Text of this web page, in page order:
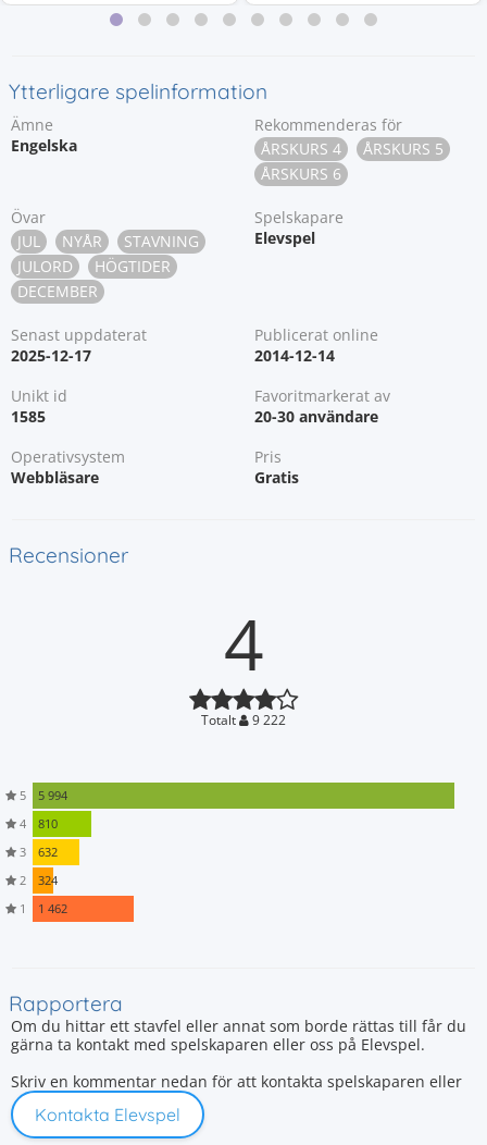
Ytterligare spelinformation
Ämne
Engelska
Rekommenderas för
ÅRSKURS 4
ÅRSKURS 5
ÅRSKURS 6
Övar
JUL
NYÅR
STAVNING
JULORD
HÖGTIDER
DECEMBER
Spelskapare
Elevspel
Senast uppdaterat
2025-12-17
Publicerat online
2014-12-14
Unikt id
1585
Favoritmarkerat av
20-30 användare
Operativsystem
Webbläsare
Pris
Gratis
Recensioner
4
Totalt 9 222
5
5 994
4
810
3
632
2
324
1
1 462
Rapportera
Om du hittar ett stavfel eller annat som borde rättas till får du
gärna ta kontakt med spelskaparen eller oss på Elevspel.
Skriv en kommentar nedan för att kontakta spelskaparen eller
Kontakta Elevspel